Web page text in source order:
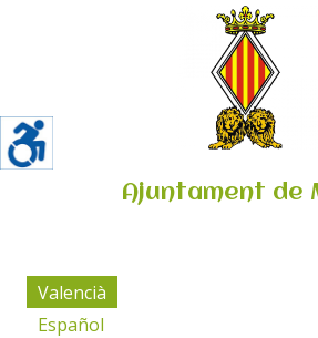
Ajuntament de
Valencià
Español